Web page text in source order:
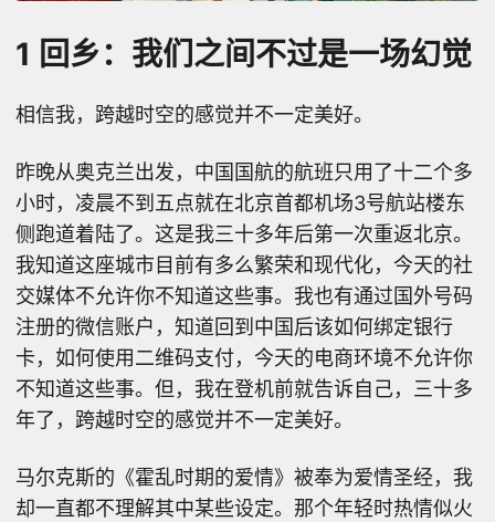
1 回乡：我们之间不过是一场幻觉
相信我，跨越时空的感觉并不一定美好。
昨晚从奥克兰出发，中国国航的航班只用了十二个多
小时，凌晨不到五点就在北京首都机场3号航站楼东
侧跑道着陆了。这是我三十多年后第一次重返北京。
我知道这座城市目前有多么繁荣和现代化，今天的社
交媒体不允许你不知道这些事。我也有通过国外号码
注册的微信账户，知道回到中国后该如何绑定银行
卡，如何使用二维码支付，今天的电商环境不允许你
不知道这些事。但，我在登机前就告诉自己，三十多
年了，跨越时空的感觉并不一定美好。
马尔克斯的《霍乱时期的爱情》被奉为爱情圣经，我
却一直都不理解其中某些设定。那个年轻时热情似火